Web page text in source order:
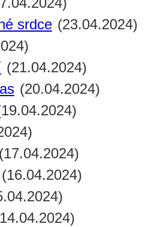
srdce (23.04.2024)
(21.04.2024)
(20.04.2024)
(17.04.2024)
(16.04.2024)